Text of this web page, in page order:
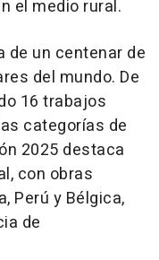
el medio rural.
de un centenar de
del mundo. De
16 trabajos
categorías de
2025 destaca
con obras
Perú y Bélgica,
de